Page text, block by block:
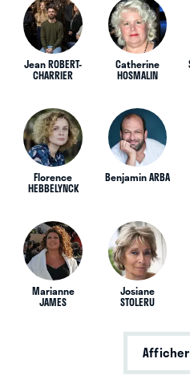
Jean ROBERT-
CHARRIER
Catherine
HOSMALIN
Florence
HEBBELYNCK
Benjamin ARBA
Marianne
JAMES
Josiane
STOLERU